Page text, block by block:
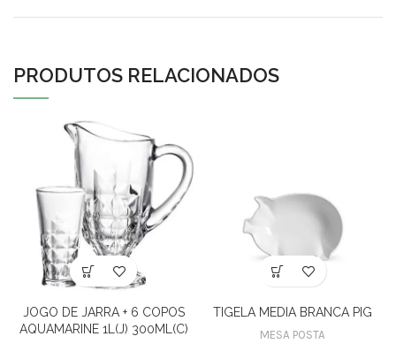
PRODUTOS RELACIONADOS
JOGO DE JARRA + 6 COPOS
AQUAMARINE 1L(J) 300ML(C)
TIGELA MEDIA BRANCA PIG
MESA POSTA